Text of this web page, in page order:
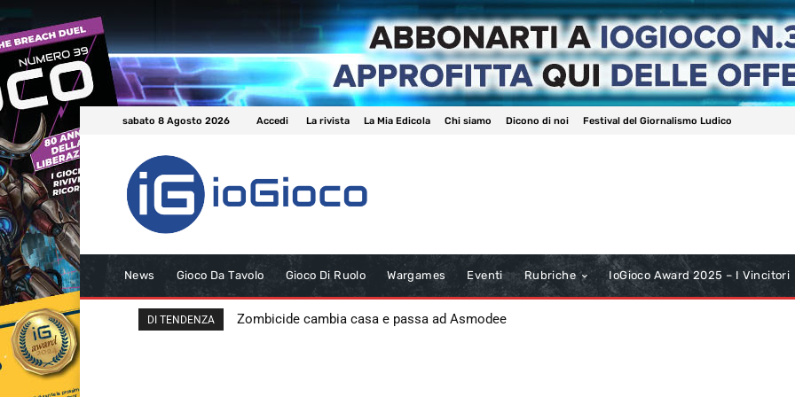
sabato 8 Agosto 2026 Accedi La rivista La Mia Edicola Chi siamo Dicono di noi Festival del Giornalismo Ludico
News Gioco Da Tavolo Gioco Di Ruolo Wargames Eventi Rubriche IoGioco Award 2025 – I Vincitori
DI TENDENZA Zombicide cambia casa e passa ad Asmodee